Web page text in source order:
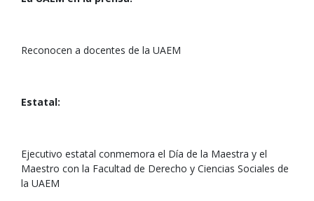
Reconocen a docentes de la UAEM
Estatal:
Ejecutivo estatal conmemora el Día de la Maestra y el
Maestro con la Facultad de Derecho y Ciencias Sociales de
la UAEM